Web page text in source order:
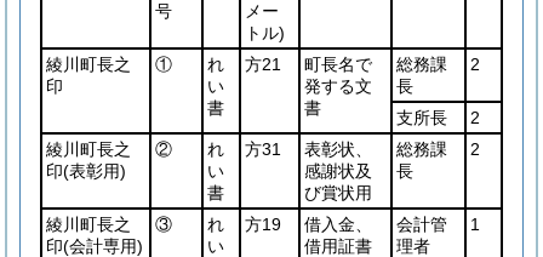
号
メー
トル)
綾川町長之
印
①
れ
い
書
方21
町長名で
発する文
書
総務課
長
2
支所長
2
綾川町長之
印(表彰用)
②
れ
い
書
方31
表彰状、
感謝状及
び賞状用
総務課
長
2
綾川町長之
印(会計専用)
③
れ
い
方19
借入金、
借用証書
会計管
理者
1